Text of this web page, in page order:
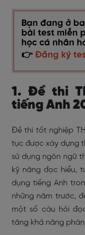
Bạn đang ở
bài test miễn
học cá nhân
👉 Đăng ký
1. Đề thi
tiếng Anh
Đề thi tốt nghiệp
tục được xây dựng
sử dụng ngôn ngữ
kỹ năng đọc hiểu,
dụng tiếng Anh
những năm trước,
một số câu hỏi
tăng khả năng phân